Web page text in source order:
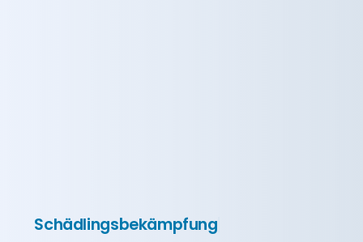
Schädlingsbekämpfung